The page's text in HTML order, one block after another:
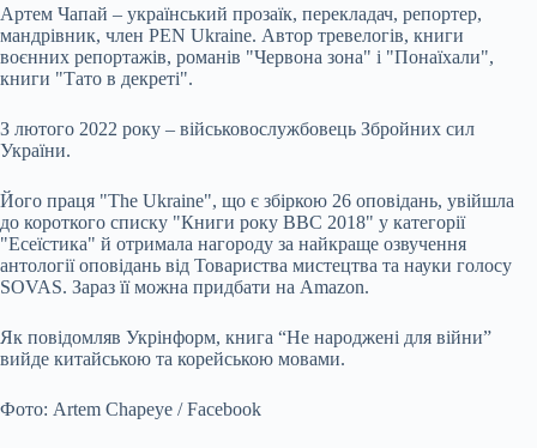
Артем Чапай – український прозаїк, перекладач, репортер,
мандрівник, член PEN Ukraine. Автор тревелогів, книги
воєнних репортажів, романів "Червона зона" і "Понаїхали",
книги "Тато в декреті".
З лютого 2022 року – військовослужбовець Збройних сил
України.
Його праця "The Ukraine", що є збіркою 26 оповідань, увійшла
до короткого списку "Книги року ВВС 2018" у категорії
"Есеїстика" й отримала нагороду за найкраще озвучення
антології оповідань від Товариства мистецтва та науки голосу
SOVAS. Зараз її можна придбати на Amazon.
Як повідомляв Укрінформ, книга “Не народжені для війни”
вийде китайською та корейською мовами.
Фото: Artem Chapeye / Facebook